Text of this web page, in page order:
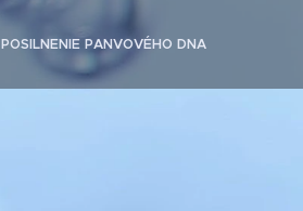
POSILNENIE PANVOVÉHO DNA